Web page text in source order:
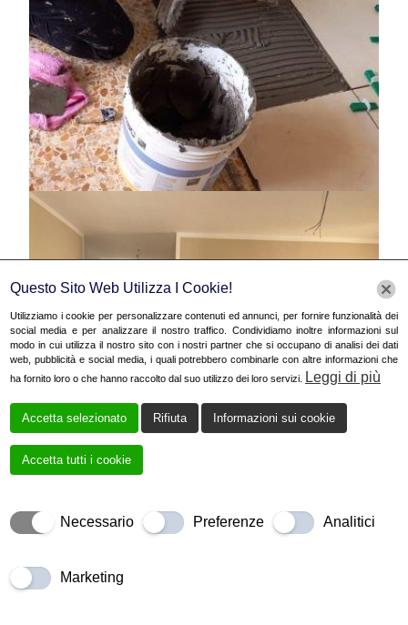
Questo Sito Web Utilizza I Cookie!
Utilizziamo i cookie per personalizzare contenuti ed annunci, per fornire funzionalità dei
social media e per analizzare il nostro traffico. Condividiamo inoltre informazioni sul
modo in cui utilizza il nostro sito con i nostri partner che si occupano di analisi dei dati
web, pubblicità e social media, i quali potrebbero combinarle con altre informazioni che
ha fornito loro o che hanno raccolto dal suo utilizzo dei loro servizi.
Leggi di più
Accetta selezionato Rifiuta Informazioni sui cookie
Accetta tutti i cookie
Necessario Preferenze Analitici
Marketing